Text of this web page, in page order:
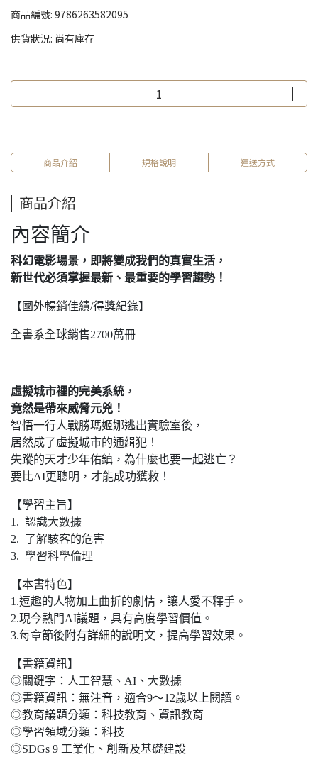
商品編號: 9786263582095
供貨狀況: 尚有庫存
商品介紹 規格說明 運送方式
商品介紹
內容簡介
科幻電影場景，即將變成我們的真實生活，
新世代必須掌握最新、最重要的學習趨勢！
【國外暢銷佳績/得獎紀錄】
全書系全球銷售2700萬冊
虛擬城市裡的完美系統，
竟然是帶來威脅元兇！
智悟一行人戰勝瑪姬娜逃出實驗室後，
居然成了虛擬城市的通緝犯！
失蹤的天才少年佑鎮，為什麼也要一起逃亡？
要比AI更聰明，才能成功獲救！
【學習主旨】
1. 認識大數據
2. 了解駭客的危害
3. 學習科學倫理
【本書特色】
1.逗趣的人物加上曲折的劇情，讓人愛不釋手。
2.現今熱門AI議題，具有高度學習價值。
3.每章節後附有詳細的說明文，提高學習效果。
【書籍資訊】
◎關鍵字：人工智慧、AI、大數據
◎書籍資訊：無注音，適合9～12歲以上閱讀。
◎教育議題分類：科技教育、資訊教育
◎學習領域分類：科技
◎SDGs 9 工業化、創新及基礎建設